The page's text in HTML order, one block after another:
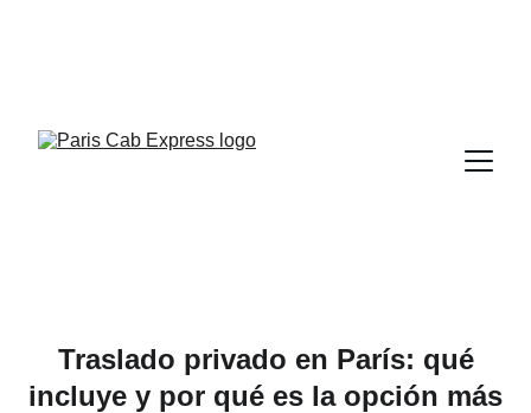
Traslado privado en París: qué
incluye y por qué es la opción más